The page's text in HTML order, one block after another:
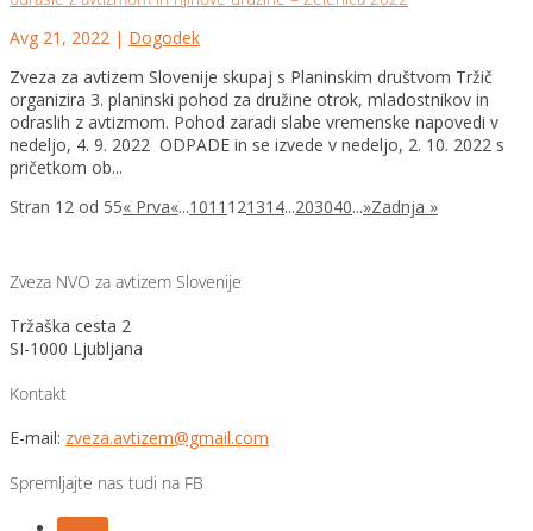
Avg 21, 2022 | Dogodek
Zveza za avtizem Slovenije skupaj s Planinskim društvom Tržič
organizira 3. planinski pohod za družine otrok, mladostnikov in
odraslih z avtizmom. Pohod zaradi slabe vremenske napovedi v
nedeljo, 4. 9. 2022 ODPADE in se izvede v nedeljo, 2. 10. 2022 s
pričetkom ob...
Stran 12 od 55« Prva«...1011 121314...203040...»Zadnja »
Zveza NVO za avtizem Slovenije
Tržaška cesta 2
SI-1000 Ljubljana
Kontakt
E-mail: zveza.avtizem@gmail.com
Spremljajte nas tudi na FB